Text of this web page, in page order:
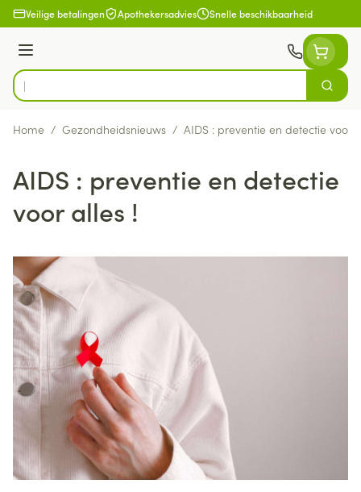
Ga naar de inhoud
Veilige betalingen Apothekersadvies Snelle beschikbaarheid
Menu
Product, merk, categorie...
Zoek
Home / Gezondheidsnieuws / AIDS : preventie en detectie voor
AIDS : preventie en detectie
voor alles !